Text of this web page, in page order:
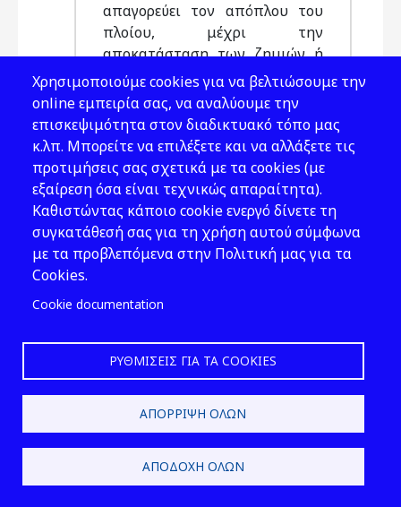
απαγορεύει τον απόπλου του
πλοίου, μέχρι την
αποκατάσταση των ζημιών ή
την κατάθεση σχετικής
εγγυητικής επιστολής
τραπέζης.
ΚΕΦΑΛΑΙΟ Ζ: ΦΩΤΑ ΦΩΤΙΕΣ ΣΗΜΑΤΑ
Άρθρο 16
1. Απαγορεύεται, σε παραλιακά
κτίσματα, εγκαταστάσεις και
χώρους, η τοποθέτηση ερυθρών
φωτεινών διαφημίσεων, κατά
τρόπο που προκαλεί σύγχυση
προς τα νυκτερινά σήματα
φάρων, φανών αγκυροβολίας,
Χρησιμοποιούμε cookies για να βελτιώσουμε την
online εμπειρία σας, να αναλύουμε την
επισκεψιμότητα στον διαδικτυακό τόπο μας
κ.λπ. Μπορείτε να επιλέξετε και να αλλάξετε τις
προτιμήσεις σας σχετικά με τα cookies (με
εξαίρεση όσα είναι τεχνικώς απαραίτητα).
Καθιστώντας κάποιο cookie ενεργό δίνετε τη
συγκατάθεσή σας για τη χρήση αυτού σύμφωνα
με τα προβλεπόμενα στην Πολιτική μας για τα
Cookies.
Cookie documentation
ΡΥΘΜΊΣΕΙΣ ΓΙΑ ΤΑ COOKIES
ΑΠΌΡΡΙΨΗ ΌΛΩΝ
ΑΠΟΔΟΧΉ ΌΛΩΝ